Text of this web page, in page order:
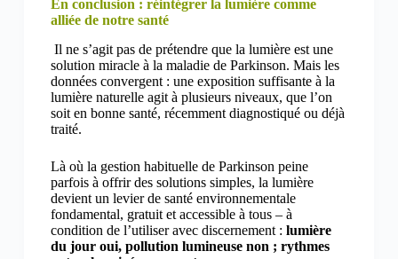
En conclusion : réintégrer la lumière comme
alliée de notre santé
Il ne s’agit pas de prétendre que la lumière est une
solution miracle à la maladie de Parkinson. Mais les
données convergent : une exposition suffisante à la
lumière naturelle agit à plusieurs niveaux, que l’on
soit en bonne santé, récemment diagnostiqué ou déjà
traité.
Là où la gestion habituelle de Parkinson peine
parfois à offrir des solutions simples, la lumière
devient un levier de santé environnementale
fondamental, gratuit et accessible à tous – à
condition de l’utiliser avec discernement : lumière
du jour oui, pollution lumineuse non ; rythmes